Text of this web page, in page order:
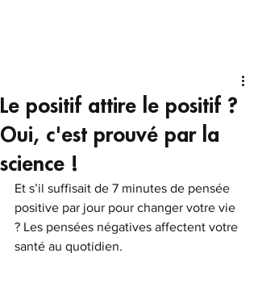
Le positif attire le positif ?
Oui, c'est prouvé par la
science !
Et s’il suffisait de 7 minutes de pensée
positive par jour pour changer votre vie
? Les pensées négatives affectent votre
santé au quotidien.